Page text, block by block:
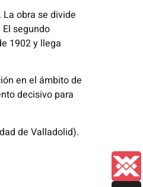
obra se divide
segundo
1902 y llega
en el ámbito de
decisivo para
de Valladolid).